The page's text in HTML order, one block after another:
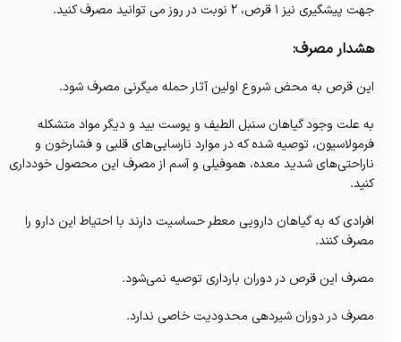
جهت پیشگیری نیز ۱ قرص، ۲ نوبت در روز می توانید مصرف کنید.
هشدار مصرف:
این قرص به محض شروع اولین آثار حمله میگرنی مصرف شود.
به علت وجود گیاهان سنبل الطیف و پوست بید و دیگر مواد متشکله
فرمولاسیون، توصیه شده که در موارد نارسایی‌های قلبی و فشارخون و
ناراحتی‌های شدید معده، هموفیلی و آسم از مصرف این محصول خودداری
کنید.
افرادی که به گیاهان دارویی معطر حساسیت دارند با احتیاط این دارو را
مصرف کنند.
مصرف این قرص در دوران بارداری توصیه نمی‌شود.
مصرف در دوران شیردهی محدودیت خاصی ندارد.